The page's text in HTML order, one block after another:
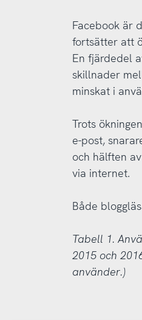
Facebook är
fortsätter att
En fjärdedel
skillnader
minskat i
Trots
e-post,
och hälften
via internet.
Både
Tabell 1.
2015 och
använder.)